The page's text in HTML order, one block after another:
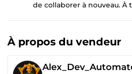
de collaborer à nouveau. À
À propos du vendeur